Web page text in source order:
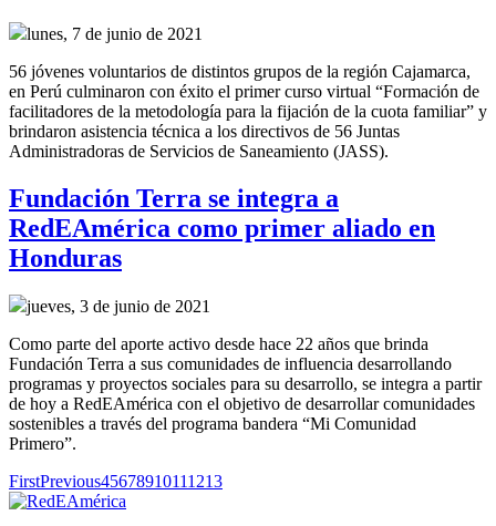
lunes, 7 de junio de 2021
56 jóvenes voluntarios de distintos grupos de la región Cajamarca,
en Perú culminaron con éxito el primer curso virtual “Formación de
facilitadores de la metodología para la fijación de la cuota familiar” y
brindaron asistencia técnica a los directivos de 56 Juntas
Administradoras de Servicios de Saneamiento (JASS).
Fundación Terra se integra a
RedEAmérica como primer aliado en
Honduras
jueves, 3 de junio de 2021
Como parte del aporte activo desde hace 22 años que brinda
Fundación Terra a sus comunidades de influencia desarrollando
programas y proyectos sociales para su desarrollo, se integra a partir
de hoy a RedEAmérica con el objetivo de desarrollar comunidades
sostenibles a través del programa bandera “Mi Comunidad
Primero”.
FirstPrevious45678910111213